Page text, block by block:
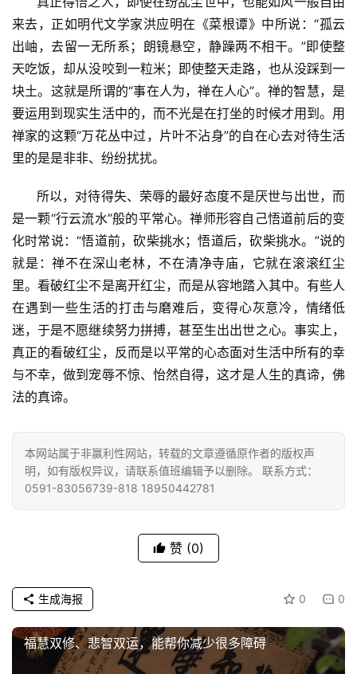
提
专
题
公
益
佛
教
物
寺
院
巡
礼
频
教
艺
登录 注册
来去，正如明代文学家洪应明在《菜根谭》中所说：“孤云
出岫，去留一无所系；朗镜悬空，静躁两不相干。”即使整
天吃饭，却从没咬到一粒米；即使整天走路，也从没踩到一
块土。这就是所谓的“事在人为，禅在人心”。禅的智慧，是
要运用到现实生活中的，而不光是在打坐的时候才用到。用
禅家的这颗“万花丛中过，片叶不沾身”的自在心去对待生活
里的是是非非、纷纷扰扰。
所以，对待得失、荣辱的最好态度不是厌世与出世，而
是一颗“行云流水”般的平常心。禅师形容自己悟道前后的变
化时常说：“悟道前，砍柴挑水；悟道后，砍柴挑水。”说的
就是：禅不在深山老林，不在清净寺庙，它就在滚滚红尘
里。看破红尘不是离开红尘，而是从容地踏入其中。有些人
在遇到一些生活的打击与磨难后，变得心灰意冷，情绪低
迷，于是不愿继续努力拼搏，甚至生出出世之心。事实上，
真正的看破红尘，反而是以平常的心态面对生活中所有的幸
与不幸，做到宠辱不惊、怡然自得，这才是人生的真谛，佛
法的真谛。
本网站属于非赢利性网站，转载的文章遵循原作者的版权声
明，如有版权异议，请联系值班编辑予以删除。 联系方式：
0591-83056739-818 18950442781
赞 (0)
0 0
生成海报
福慧双修、悲智双运，能帮你减少很多障碍